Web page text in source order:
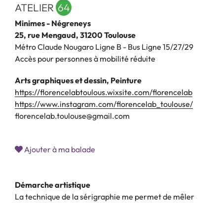
ATELIER 64
Minimes - Négreneys
25, rue Mengaud, 31200 Toulouse
Métro Claude Nougaro Ligne B - Bus Ligne 15/27/29
Accès pour personnes à mobilité réduite
Arts graphiques et dessin, Peinture
https://florencelabtoulous.wixsite.com/florencelab
https://www.instagram.com/florencelab_toulouse/
florencelab.toulouse@gmail.com
Ajouter à ma balade
Démarche artistique
La technique de la sérigraphie me permet de mêler